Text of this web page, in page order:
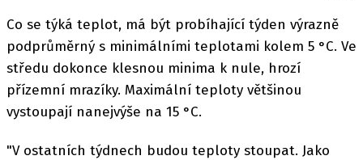
Co se týká teplot, má být probíhající týden výrazně
podprůměrný s minimálními teplotami kolem 5 °C. Ve
středu dokonce klesnou minima k nule, hrozí
přízemní mrazíky. Maximální teploty většinou
vystoupají nanejvýše na 15 °C.
"V ostatních týdnech budou teploty stoupat. Jako